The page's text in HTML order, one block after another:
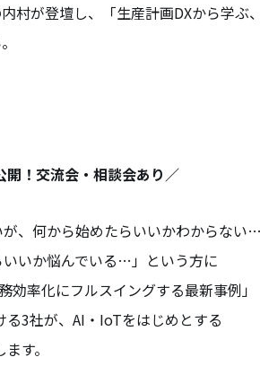
村が登壇し、「生産計画DXから学ぶ
開！交流会・相談会あり／
が、何から始めたらいいかわからない
いいか悩んでいる…」という方に
効率化にフルスイングする最新事例
3社が、AI・IoTをはじめとする
す。